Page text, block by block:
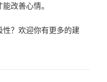
改善心情。
？欢迎你有更多的建